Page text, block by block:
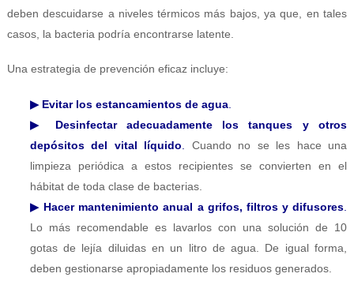
deben descuidarse a niveles térmicos más bajos, ya que, en tales
casos, la bacteria podría encontrarse latente.
Una estrategia de prevención eficaz incluye:
▶ Evitar los estancamientos de agua.
▶ Desinfectar adecuadamente los tanques y otros
depósitos del vital líquido
Cuando no se les hace una
limpieza periódica a estos recipientes se convierten en el
hábitat de toda clase de bacterias.
▶ Hacer mantenimiento anual a grifos, filtros y difusores
Lo más recomendable es lavarlos con una solución de 10
gotas de lejía diluidas en un litro de agua. De igual forma,
deben gestionarse apropiadamente los residuos generados.